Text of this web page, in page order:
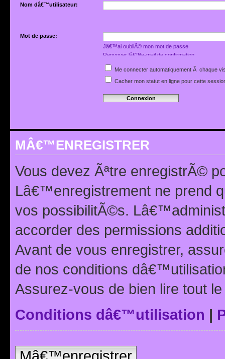
Nom dâ€™utilisateur:
Mot de passe:
Jâ€™ai oubliÃ© mon mot de passe
Renvoyer lâ€™e-mail de confirmation
Me connecter automatiquement Ã chaque
Cacher mon statut en ligne pour cette
MÂ€™ENREGISTRER
Vous devez Ãªtre enregistrÃ©
Lâ€™enregistrement ne prend
vos possibilitÃ©s.
accorder des permissions
Avant de vous enregistrer,
de nos conditions
Assurez-vous de bien lire tout
Conditions dâ€™utilisation |
Mâ€™enregistrer